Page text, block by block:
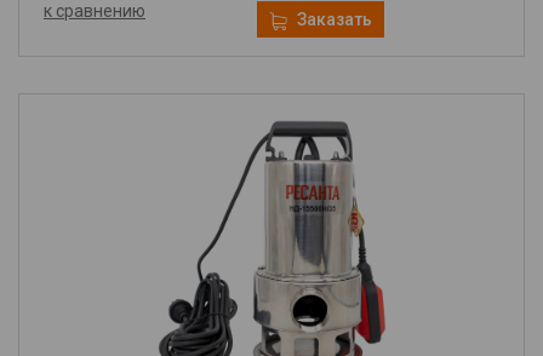
к сравнению Заказать